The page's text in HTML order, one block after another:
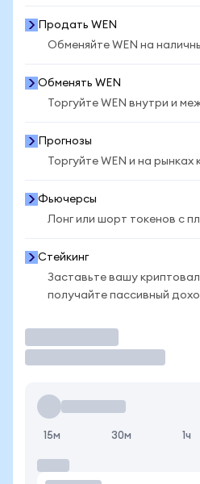
Продать WEN
Обменяйте WEN на
Обменять WEN
Торгуйте WEN внутри и
Прогнозы
Торгуйте WEN и на
Фьючерсы
Лонг или шорт токенов с
Стейкинг
Заставьте вашу
получайте пассивный
15м 30м 1ч